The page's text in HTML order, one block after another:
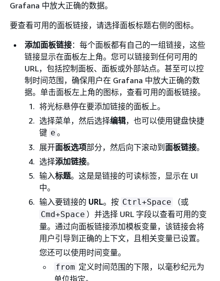
Grafana 中放大正确的数据。
要查看可用的面板链接，请选择面板标题右侧的图标。
添加面板链接：每个面板都有自己的一组链接，这些
链接显示在面板左上角。您可以链接到任何可用的
URL，包括控制面板、面板或外部站点。甚至可以控
制时间范围，确保用户在 Grafana 中放大正确的数
据。单击面板左上角的图标，查看可用的面板链接。
将光标悬停在要添加链接的面板上。
选择菜单，然后选择编辑，也可以使用键盘快捷
键 e 。
展开面板选项部分，然后向下滚动到 面板链接。
选择添加链接。
输入标题。这是是链接的可读标签，显示在 UI
中。
输入要链接的 URL。按 Ctrl+Space （或
Cmd+Space ）并选择 URL 字段以查看可用的变
量。通过向面板链接添加模板变量，该链接会将
用户引导到正确的上下文，且相关变量已设置。
您还可以使用时间变量。
from 定义时间范围的下限，以毫秒纪元为
单位指定。